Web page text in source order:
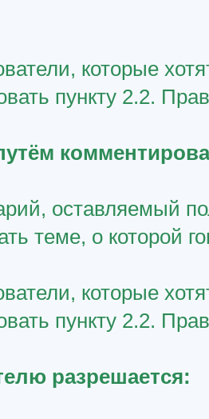
которые
пункту 2.2.
оставляемый
теме, о которой
которые
пункту 2.2.
разрешается: